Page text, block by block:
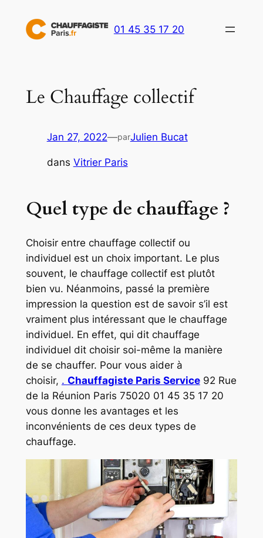
contenu
01 45 35 17 20
Le Chauffage collectif
Jan 27, 2022—parJulien Bucat
dans Vitrier Paris
Quel type de chauffage ?
Choisir entre chauffage collectif ou
individuel est un choix important. Le plus
souvent, le chauffage collectif est plutôt
bien vu. Néanmoins, passé la première
impression la question est de savoir s’il est
vraiment plus intéressant que le chauffage
individuel. En effet, qui dit chauffage
individuel dit choisir soi-même la manière
de se chauffer. Pour vous aider à
choisir, . Chauffagiste Paris Service92 Rue
de la Réunion Paris 75020 01 45 35 17 20
vous donne les avantages et les
inconvénients de ces deux types de
chauffage.